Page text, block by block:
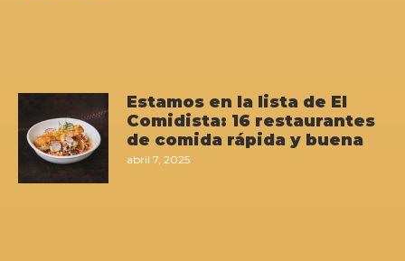
Estamos en la lista de El
Comidista: 16 restaurantes
de comida rápida y buena
abril 7, 2025